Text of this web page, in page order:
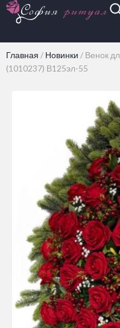
Главная / Новинки / Венок
(1010237) В125эл-55